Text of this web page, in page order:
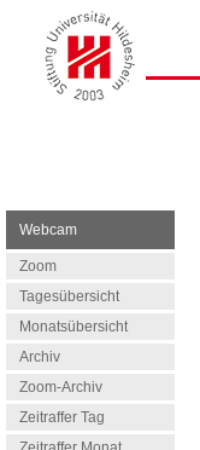
Webcam
Zoom
Tagesübersicht
Monatsübersicht
Archiv
Zoom-Archiv
Zeitraffer Tag